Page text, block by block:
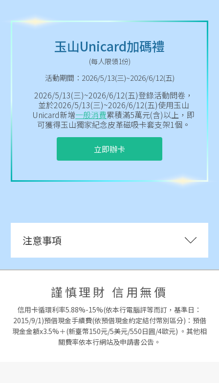
玉山Unicard加碼禮
(每人限領1份)
活動期間：2026/5/13(三)~2026/6/12(五)
2026/5/13(三)~2026/6/12(五)登錄活動問卷，
並於2026/5/13(三)~2026/6/12(五)使用玉山
Unicard新增一般消費累積滿5萬元(含)以上，即
可獲得玉山獨家紀念皮革磁吸卡套支架1個。
立即辦卡
注意事項
謹慎理財 信用無價
信用卡循環利率5.88%-15%(依本行電腦評等而訂，基準日：
2015/9/1)預借現金手續費(依預借現金約定結付幣別區分)：預借
現金金額x3.5%＋(新臺幣150元/5美元/550日圓/4歐元) 。其他相
關費率依本行網站及申請書公告。